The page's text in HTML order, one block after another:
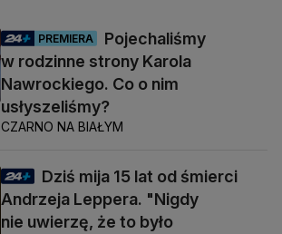
PREMIERA
Pojechaliśmy
w rodzinne strony Karola
Nawrockiego. Co o nim
usłyszeliśmy?
CZARNO NA BIAŁYM
Dziś mija 15 lat od śmierci
Andrzeja Leppera. "Nigdy
nie uwierzę, że to było